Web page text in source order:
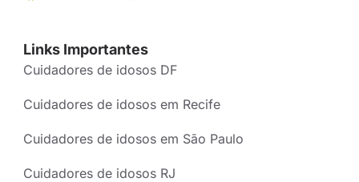
Links Importantes
Cuidadores de idosos DF
Cuidadores de idosos em Recife
Cuidadores de idosos em São Paulo
Cuidadores de idosos RJ